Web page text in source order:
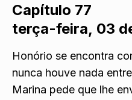
Capítulo 77
terça-feira, 03
Honório se encontra
nunca houve nada
Marina pede que lhe